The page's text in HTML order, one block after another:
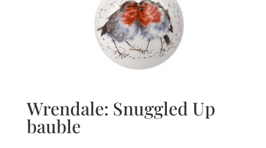
Wrendale: Snuggled Up
bauble